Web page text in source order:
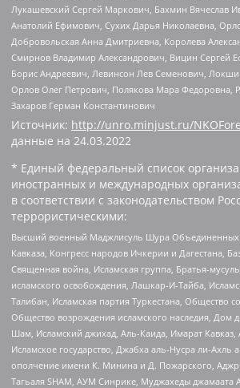
Лукашевский Сергей Маркович, Бахмин Вячеслав
Анатолий Ефимович, Сухих Дарья Николаевна,
Добровольская Анна Дмитриевна, Королева
Смирнов Владимир Александрович, Вицин Сергей
Борис Андреевич, Левинсон Лев Семенович,
Орлов Олег Петрович, Полякова Мара Федоровна,
Захаров Герман Константинович
Источник: http://unro.minjust.ru/
данные на 24.03.2022
* Единый федеральный список
иностранных и международных
в соответствии с законодательством
террористическими:
Высший военный Маджлисуль Шура Объединенных
Кавказа, Конгресс народов Ичкерии и Дагестана,
Священная война, Исламская группа, Братья-
исламского освобождения, Лашкар-И-Тайба,
Талибан, Исламская партия Туркестана, Общество
Общество возрождения исламского наследия, Дом
Шам, Исламский джихад, Аль-Каида, Имарат Кавказ,
Исламское государство, Джабха аль-Нусра ли-
ополчение имени К. Минина и Д. Пожарского, Аджр
Тагьаля SHAM, АУМ Синрике, Муджахеды джамаата